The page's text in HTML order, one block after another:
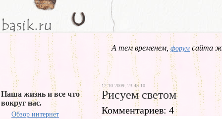
А тем временем,форум сайта
Наша жизнь и все что
вокруг нас.
Обзор интернет
12.10.2009, 23.45.10
Рисуем светом
Комментариев: 4